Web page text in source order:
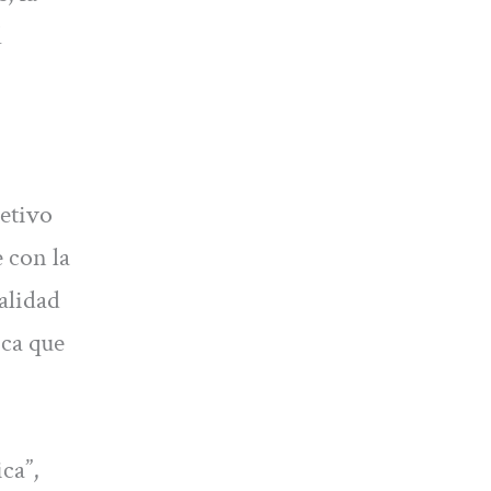
con la
que